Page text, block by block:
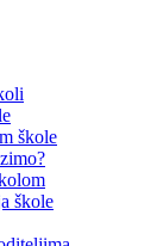
škole
škole